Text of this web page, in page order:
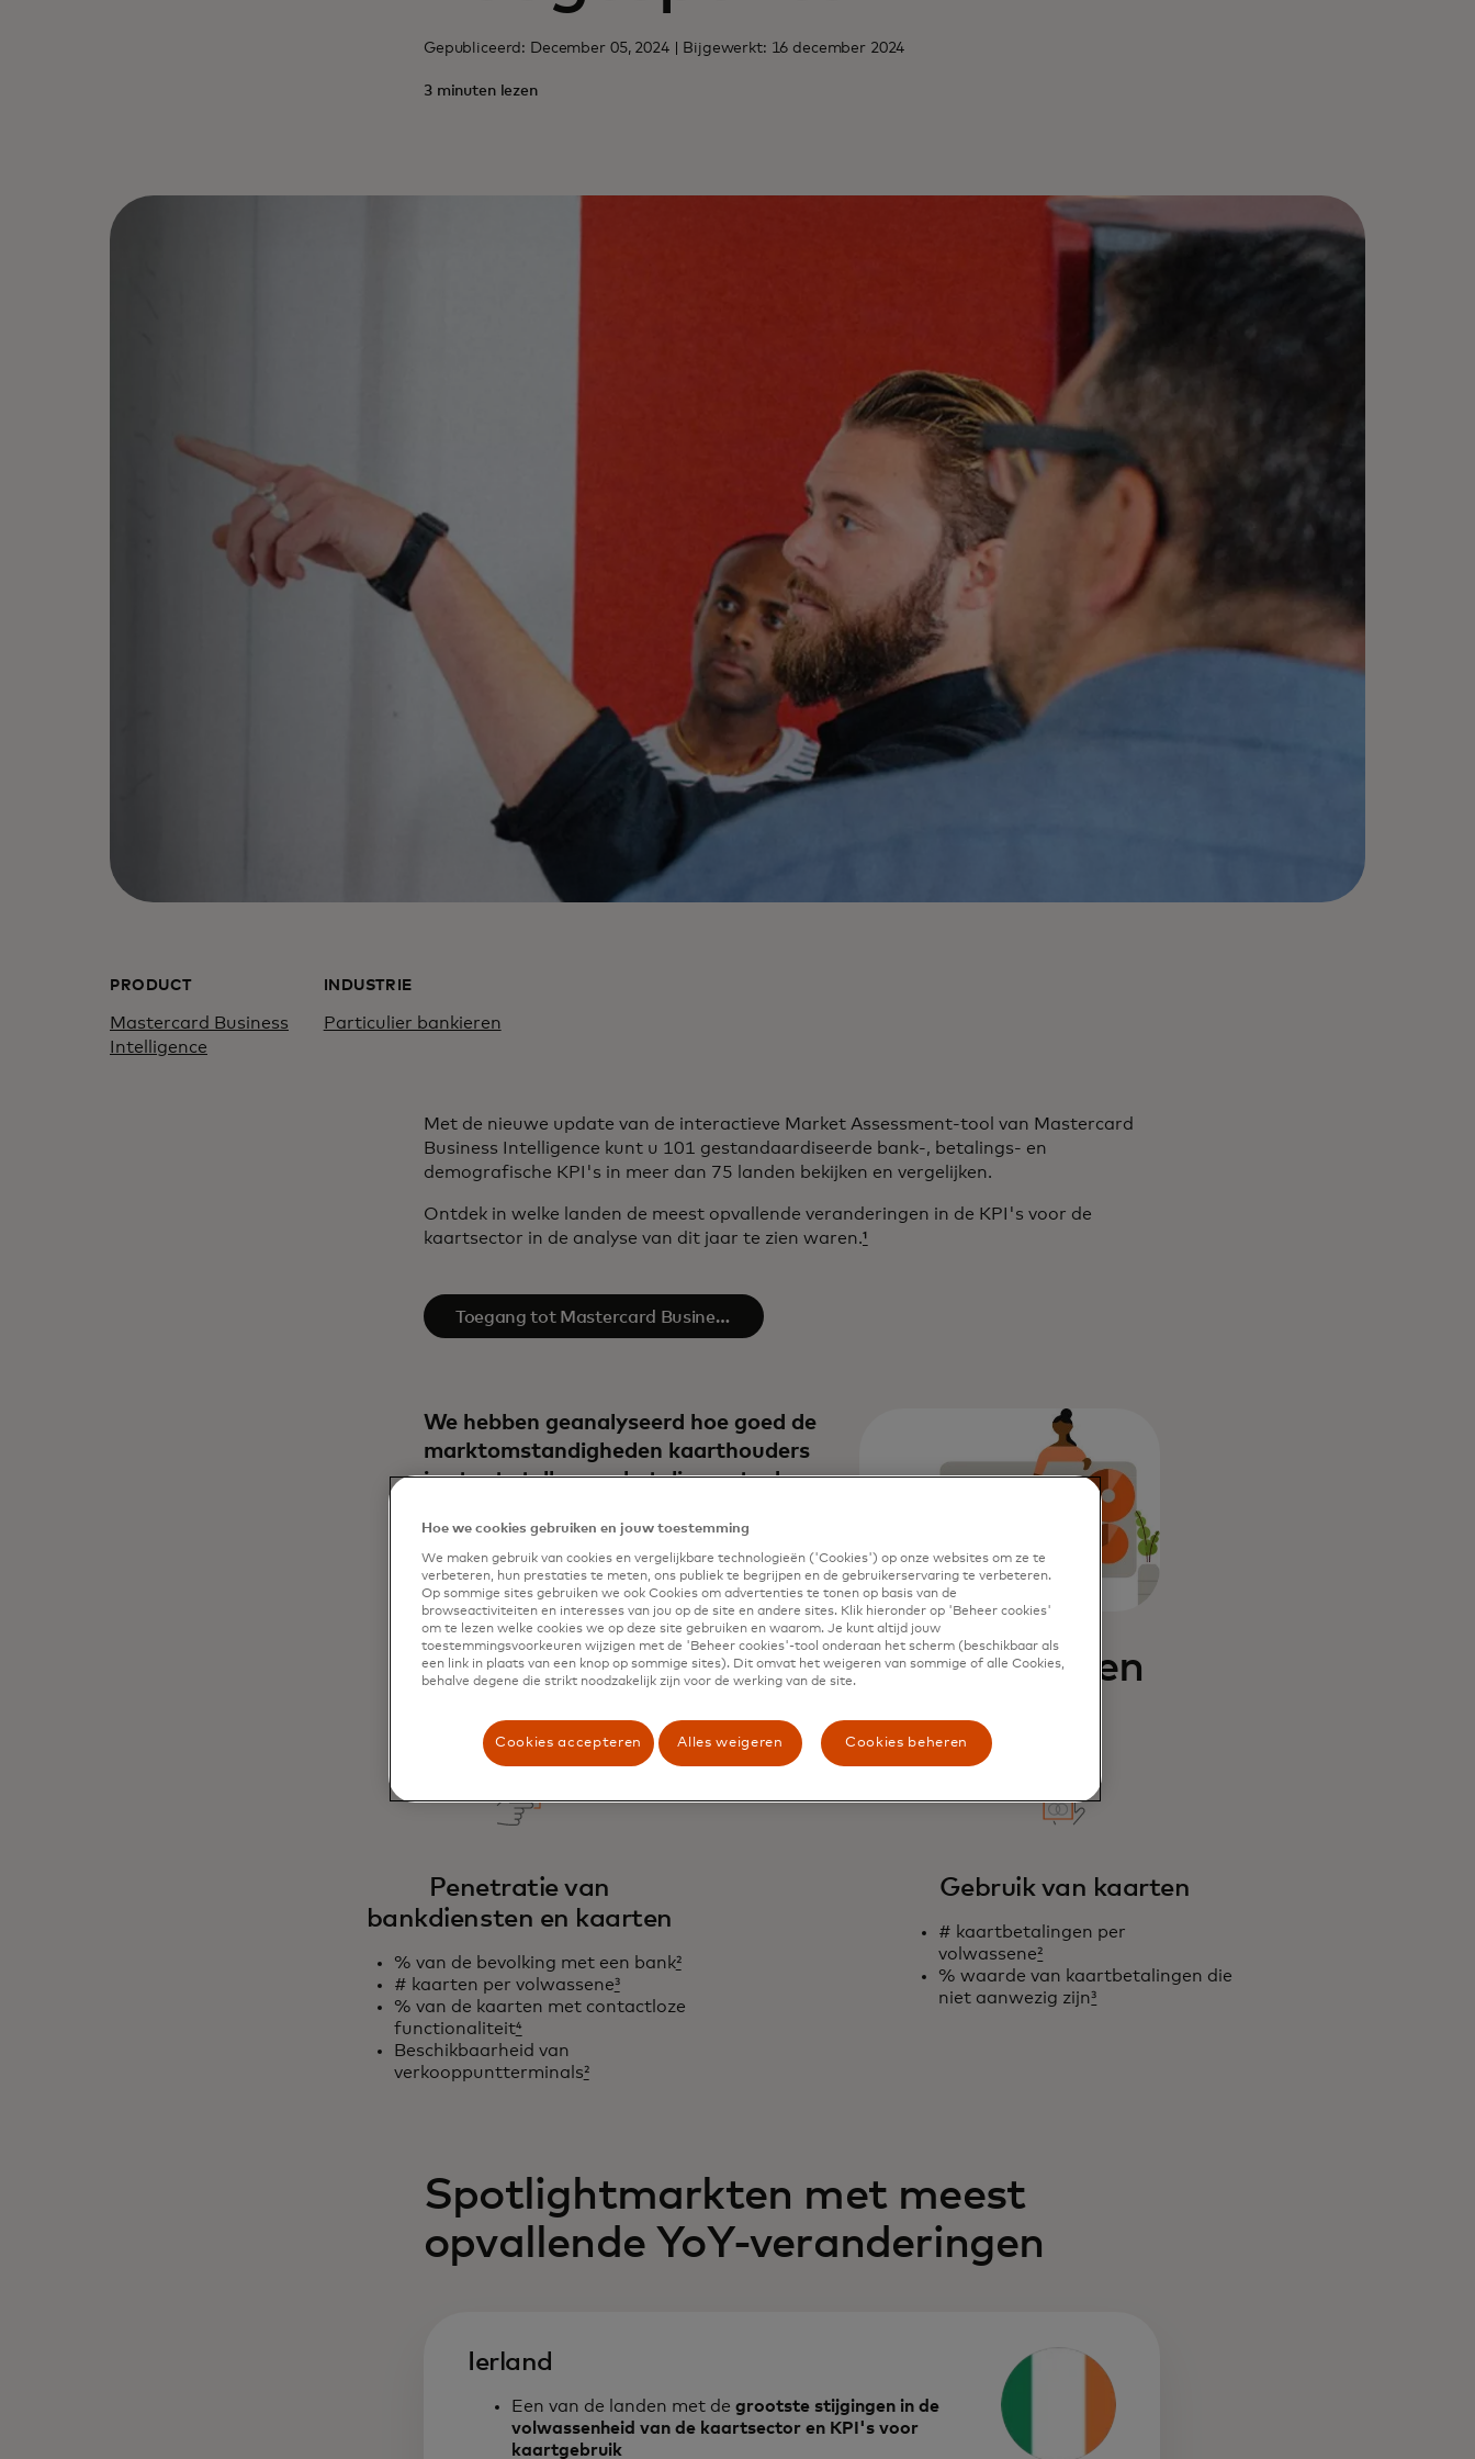
Gepubliceerd: December 05, 2024 | Bijgewerkt: 16 december 2024
3 minuten lezen
PRODUCT
Mastercard Business
Intelligence​
INDUSTRIE
Particulier bankieren
Met de nieuwe update van de interactieve Market Assessment-tool van Mastercard
Business Intelligence kunt u 101 gestandaardiseerde bank-, betalings- en
demografische KPI's in meer dan 75 landen bekijken en vergelijken.
Ontdek in welke landen de meest opvallende veranderingen in de KPI's voor de
kaartsector in de analyse van dit jaar te zien waren.¹
Toegang tot Mastercard Business
We hebben geanalyseerd hoe goed de
marktomstandigheden kaarthouders
in staat stellen om betalingen te doen
kaartgebruik
Belangrijkste prestatie-indicatoren
Penetratie van
bankdiensten en kaarten
% van de bevolking met een bank²
# kaarten per volwassene³
% van de kaarten met contactloze
functionaliteit⁴
Beschikbaarheid van
verkooppuntterminals²
Gebruik van kaarten
# kaartbetalingen per
volwassene²
% waarde van kaartbetalingen die
niet aanwezig zijn³
Spotlightmarkten met meest
opvallende YoY-veranderingen
Ierland
Een van de landen met de grootste stijgingen in de
volwassenheid van de kaartsector en KPI's voor
kaartgebruik
Hoe we cookies gebruiken en jouw toestemming
We maken gebruik van cookies en vergelijkbare technologieën ('Cookies') op onze websites om ze te
verbeteren, hun prestaties te meten, ons publiek te begrijpen en de gebruikerservaring te verbeteren.
Op sommige sites gebruiken we ook Cookies om advertenties te tonen op basis van de
browseactiviteiten en interesses van jou op de site en andere sites. Klik hieronder op 'Beheer cookies'
om te lezen welke cookies we op deze site gebruiken en waarom. Je kunt altijd jouw
toestemmingsvoorkeuren wijzigen met de 'Beheer cookies'-tool onderaan het scherm (beschikbaar als
een link in plaats van een knop op sommige sites). Dit omvat het weigeren van sommige of alle Cookies,
behalve degene die strikt noodzakelijk zijn voor de werking van de site.
Cookies accepteren Alles weigeren Cookies beheren